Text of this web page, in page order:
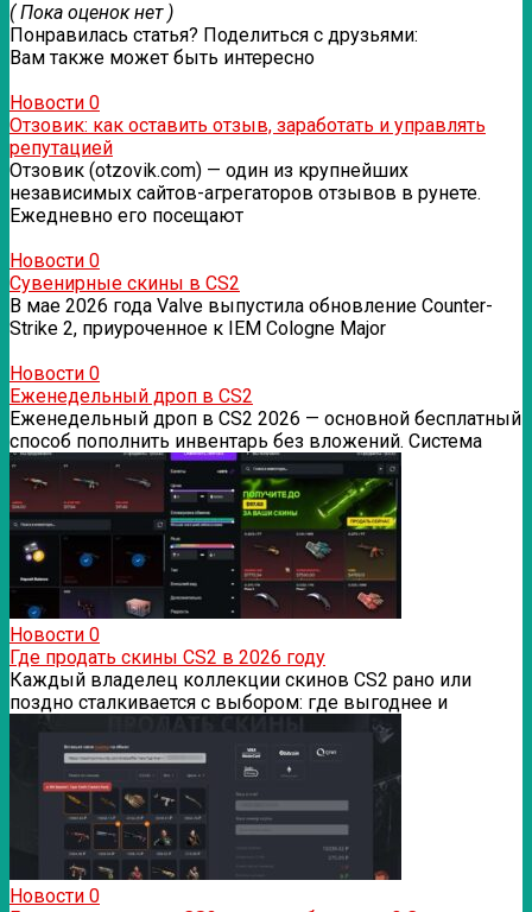
( Пока оценок нет )
Понравилась статья? Поделиться с друзьями:
Вам также может быть интересно
Новости 0
Отзовик: как оставить отзыв, заработать и управлять
репутацией
Отзовик (otzovik.com) — один из крупнейших
независимых сайтов-агрегаторов отзывов в рунете.
Ежедневно его посещают
Новости 0
Сувенирные скины в CS2
В мае 2026 года Valve выпустила обновление Counter-
Strike 2, приуроченное к IEM Cologne Major
Новости 0
Еженедельный дроп в CS2
Еженедельный дроп в CS2 2026 — основной бесплатный
способ пополнить инвентарь без вложений. Система
Новости 0
Где продать скины CS2 в 2026 году
Каждый владелец коллекции скинов CS2 рано или
поздно сталкивается с выбором: где выгоднее и
Новости 0